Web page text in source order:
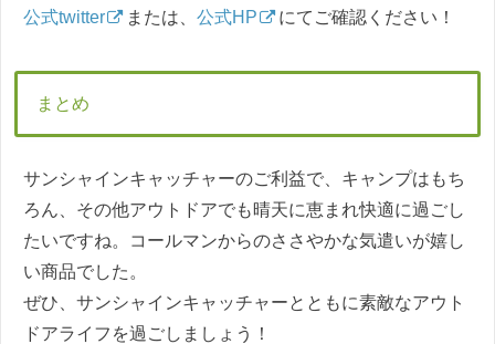
公式twitter
または、 公式HP にてご確認ください！
まとめ
サンシャインキャッチャーのご利益で、キャンプはもち
ろん、その他アウトドアでも晴天に恵まれ快適に過ごし
たいですね。コールマンからのささやかな気遣いが嬉し
い商品でした。
ぜひ、サンシャインキャッチャーとともに素敵なアウト
ドアライフを過ごしましょう！